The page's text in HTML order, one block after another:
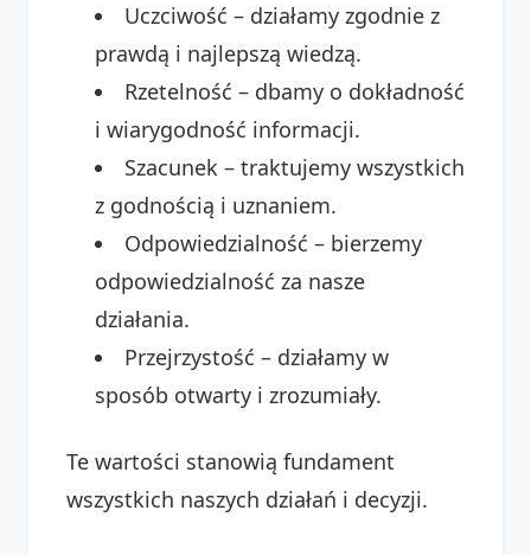
Uczciwość – działamy zgodnie z
prawdą i najlepszą wiedzą.
Rzetelność – dbamy o dokładność
i wiarygodność informacji.
Szacunek – traktujemy wszystkich
z godnością i uznaniem.
Odpowiedzialność – bierzemy
odpowiedzialność za nasze
działania.
Przejrzystość – działamy w
sposób otwarty i zrozumiały.
Te wartości stanowią fundament
wszystkich naszych działań i decyzji.